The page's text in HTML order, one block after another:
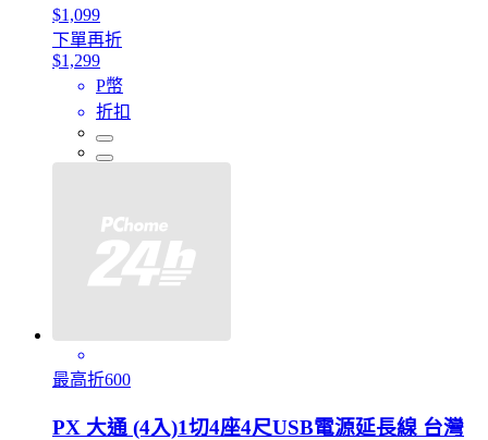
$1,099
下單再折
$1,299
P幣
折扣
最高折600
PX 大通 (4入)1切4座4尺USB電源延長線 台灣